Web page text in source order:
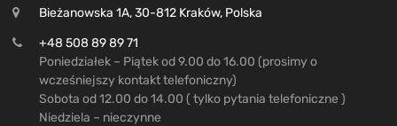
Bieżanowska 1A, 30-812 Kraków, Polska
+48 508 89 89 71
Poniedziałek – Piątek od 9.00 do 16.00 (prosimy o
wcześniejszy kontakt telefoniczny)
Sobota od 12.00 do 14.00 ( tylko pytania telefoniczne )
Niedziela – nieczynne